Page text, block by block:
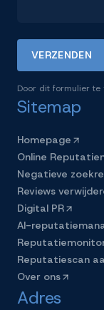
VERZENDEN
Door dit formulier te
Sitemap
Homepage
Online
Negatieve
Reviews
Digital PR
AI-
Reputatiescan
Over ons
Adres